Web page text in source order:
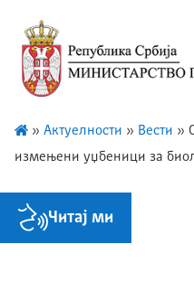
» Актуелности » Вести »
измењени уџбеници за
Читај ми